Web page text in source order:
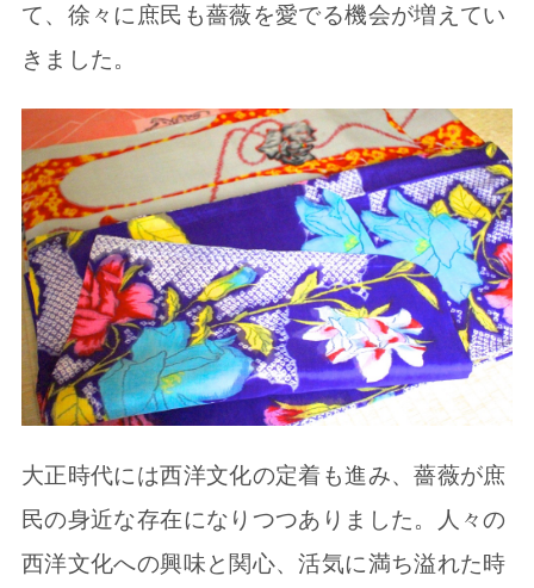
て、徐々に庶民も薔薇を愛でる機会が増えてい
きました。
大正時代には西洋文化の定着も進み、薔薇が庶
民の身近な存在になりつつありました。人々の
西洋文化への興味と関心、活気に満ち溢れた時